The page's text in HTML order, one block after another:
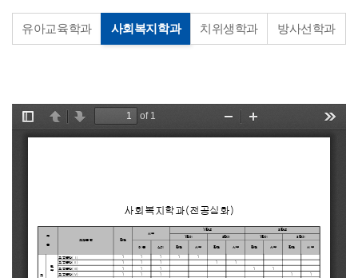
유아교육학과 사회복지학과 치위생학과 방사선학과